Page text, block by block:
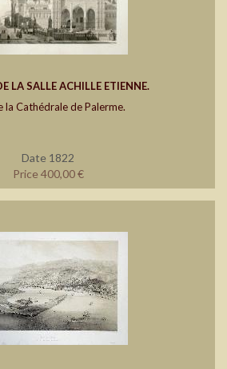
LA SALLE ACHILLE ETIENNE.
la Cathédrale de Palerme.
Date 1822
Price 400,00 €